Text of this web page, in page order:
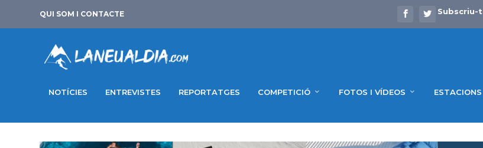
QUI SOM I CONTACTE Subscriu-
NOTÍCIES ENTREVISTES REPORTATGES COMPETICIÓ FOTOS I VÍDEOS ESTACIONS